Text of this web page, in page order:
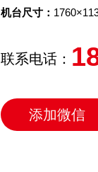
机台尺寸：
联系电话：
添加微信